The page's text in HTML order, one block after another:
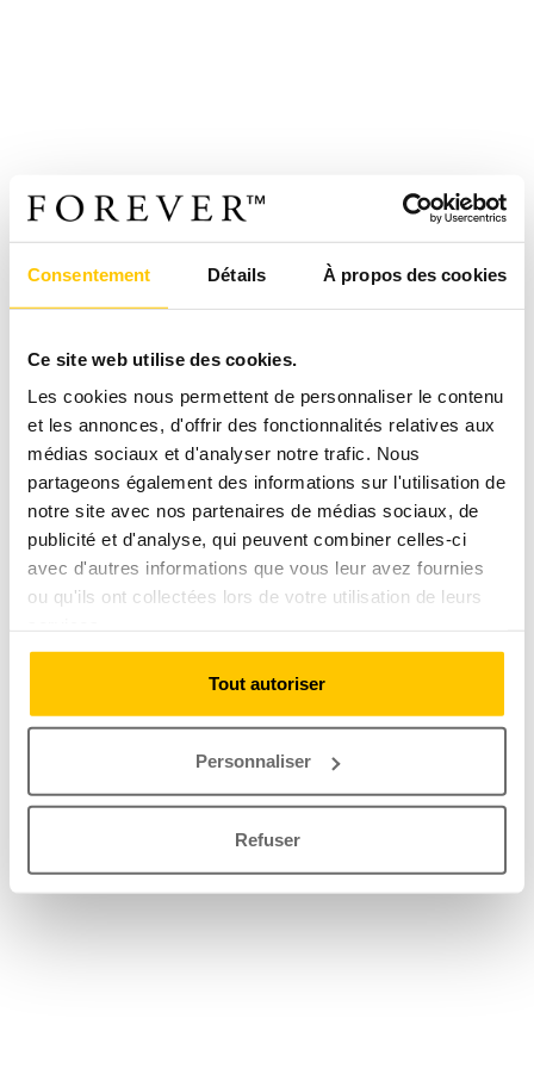
Consentement Détails À propos des cookies
Ce site web utilise des cookies.
Les cookies nous permettent de personnaliser le contenu
et les annonces, d'offrir des fonctionnalités relatives aux
médias sociaux et d'analyser notre trafic. Nous
partageons également des informations sur l'utilisation de
notre site avec nos partenaires de médias sociaux, de
publicité et d'analyse, qui peuvent combiner celles-ci
avec d'autres informations que vous leur avez fournies
ou qu'ils ont collectées lors de votre utilisation de leurs
Tout autoriser
Personnaliser
Refuser